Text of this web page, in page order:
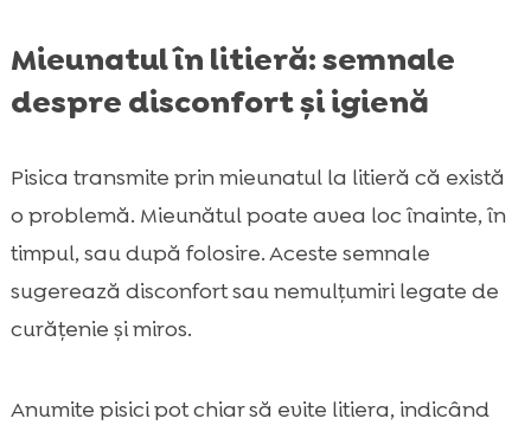
Mieunatul în litieră: semnale
despre disconfort și igienă
Pisica transmite prin mieunatul la litieră că există
o problemă. Mieunătul poate avea loc înainte, în
timpul, sau după folosire. Aceste semnale
sugerează disconfort sau nemulțumiri legate de
curățenie și miros.
Anumite pisici pot chiar să evite litiera, indicând